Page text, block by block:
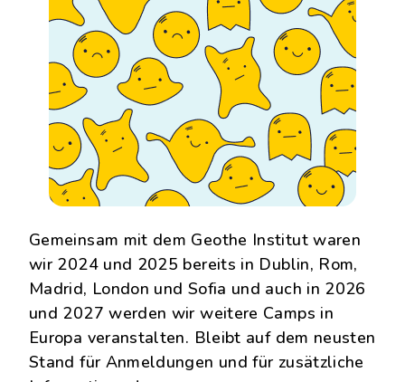
Gemeinsam mit dem Geothe Institut waren
wir 2024 und 2025 bereits in Dublin, Rom,
Madrid, London und Sofia und auch in 2026
und 2027 werden wir weitere Camps in
Europa veranstalten. Bleibt auf dem neusten
Stand für Anmeldungen und für zusätzliche